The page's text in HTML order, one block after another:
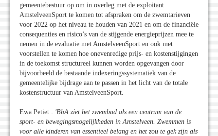
gemeentebestuur op om in overleg met de exploitant
AmstelveenSport te komen tot afspraken om de zwemtarieven
voor 2022 op het niveau te houden van 2021 en om de financiële
consequenties en risico’s van de stijgende energieprijzen mee te
nemen in de evaluatie met AmstelveenSport en ook met
voorstellen te komen hoe onevenredige prijs- en kostenstijgingen
in de toekomst structureel kunnen worden opgevangen door
bijvoorbeeld de bestaande indexeringssystematiek van de
gemeentelijke bijdrage aan te passen in het licht van de totale
kostenstructuur van AmstelveenSport.
Ewa Petiet : 'BbA ziet het zwembad als een centrum van de
sport- en bewegingsmogelijkheden in Amstelveen. Zwemmen is
voor alle kinderen van essentieel belang en het zou te gek zijn als